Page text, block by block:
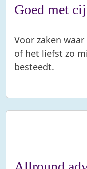
Goed met
Voor zaken
of het liefst zo
besteedt.